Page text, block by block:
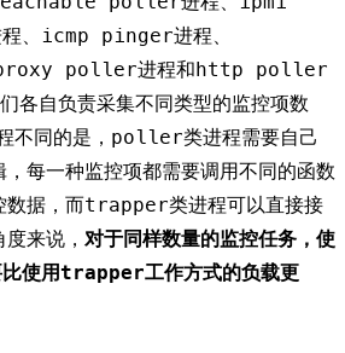
、icmp pinger进程、
poller进程和http poller
各自负责采集不同类型的监控项数
不同的是，poller类进程需要自己
每一种监控项都需要调用不同的函数
数据，而trapper类进程可以直接接
来说， 对于同样数量的监控任务，使
使用trapper工作方式的负载更